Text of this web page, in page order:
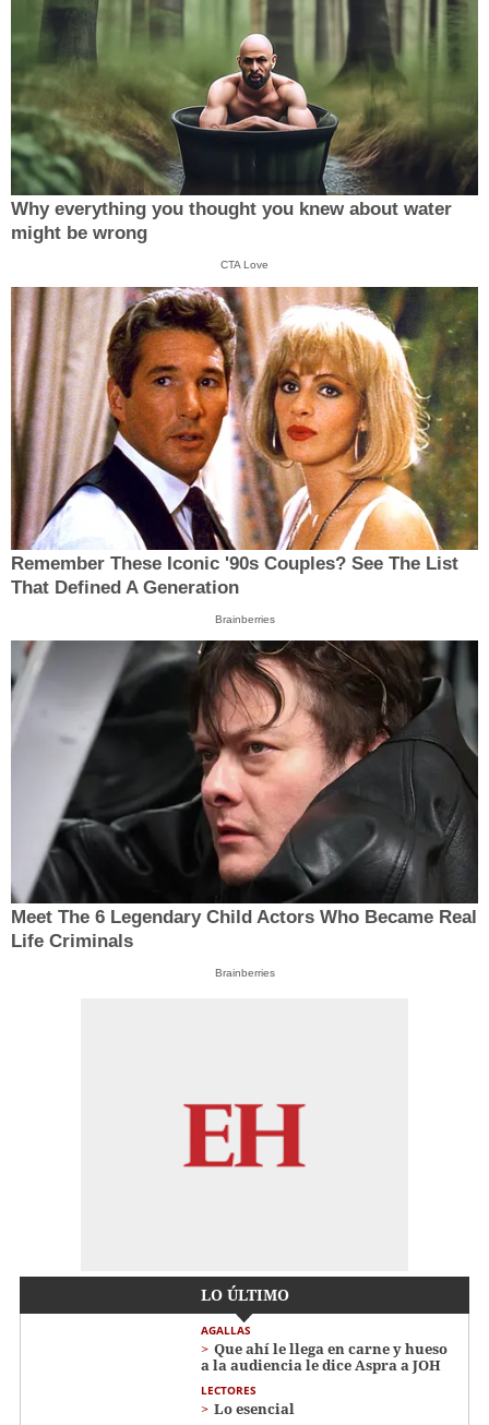
Why everything you thought you knew about water
might be wrong
CTA Love
Remember These Iconic '90s Couples? See The List
That Defined A Generation
Brainberries
Meet The 6 Legendary Child Actors Who Became Real
Life Criminals
Brainberries
LO ÚLTIMO
AGALLAS
Que ahí le llega en carne y hueso
a la audiencia le dice Aspra a JOH
LECTORES
Lo esencial